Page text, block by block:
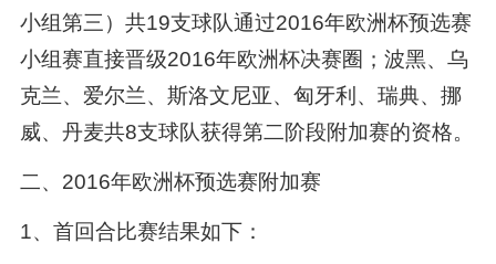
小组第三）共19支球队通过2016年欧洲杯预选赛
小组赛直接晋级2016年欧洲杯决赛圈；波黑、乌
克兰、爱尔兰、斯洛文尼亚、匈牙利、瑞典、挪
威、丹麦共8支球队获得第二阶段附加赛的资格。
二、2016年欧洲杯预选赛附加赛
1、首回合比赛结果如下：